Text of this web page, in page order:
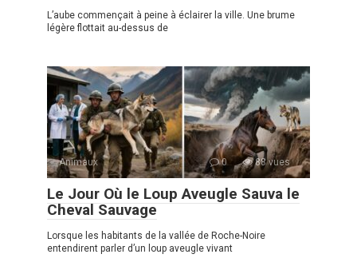
L’aube commençait à peine à éclairer la ville. Une brume
légère flottait au-dessus de
Animaux 0 88 vues
Le Jour Où le Loup Aveugle Sauva le
Cheval Sauvage
Lorsque les habitants de la vallée de Roche-Noire
entendirent parler d’un loup aveugle vivant